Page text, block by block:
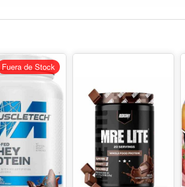
Fuera de Stock